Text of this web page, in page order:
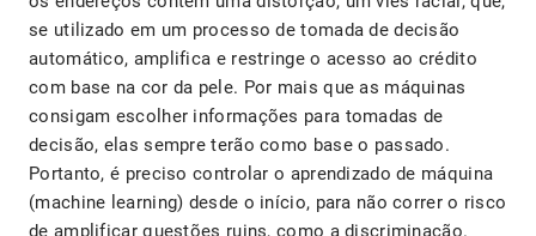
se utilizado em um processo de tomada de decisão
automático, amplifica e restringe o acesso ao crédito
com base na cor da pele. Por mais que as máquinas
consigam escolher informações para tomadas de
decisão, elas sempre terão como base o passado.
Portanto, é preciso controlar o aprendizado de máquina
(machine learning) desde o início, para não correr o risco
de amplificar questões ruins, como a discriminação.